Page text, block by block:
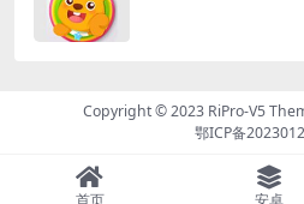
Copyright © 2023 RiPro-V5
鄂ICP备
首页 安卓